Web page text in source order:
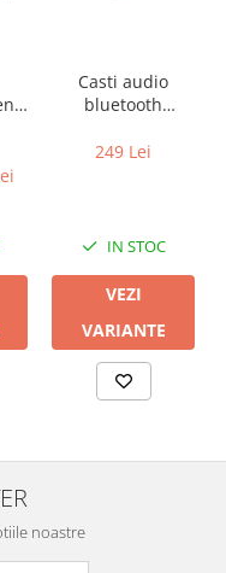
Casti audio
bluetooth
MJ553BT
249 Lei
IN STOC
VEZI
VARIANTE
noastre